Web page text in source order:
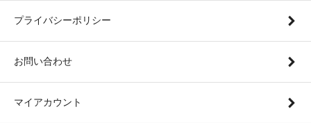
プライバシーポリシー
お問い合わせ
マイアカウント